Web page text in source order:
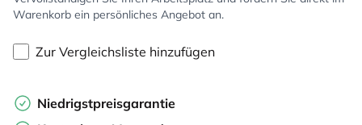
Warenkorb ein persönliches Angebot an.
Zur Vergleichsliste hinzufügen
Niedrigstpreisgarantie